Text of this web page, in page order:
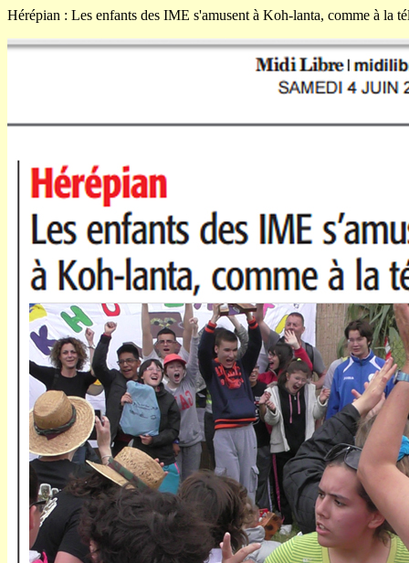
Hérépian : Les enfants des IME s'amusent à Koh-lanta, comme à la